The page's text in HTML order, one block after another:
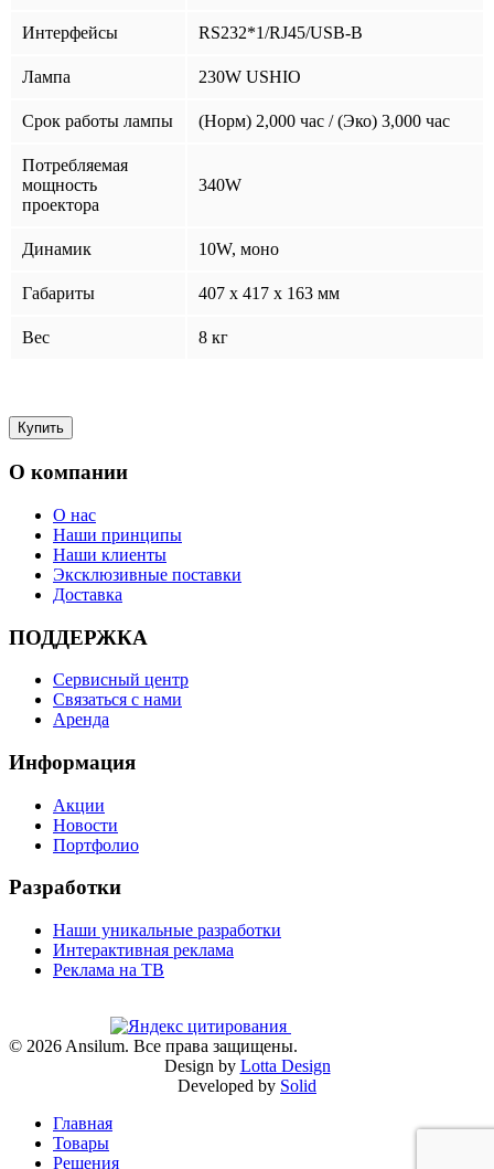
Интерфейсы RS232*1/RJ45/USB-B
Лампа 230W USHIO
Срок работы лампы (Норм) 2,000 час / (Эко) 3,000 час
Потребляемая
мощность
проектора
340W
Динамик 10W, моно
Габариты 407 x 417 x 163 мм
Вес 8 кг
О компании
О нас
Наши принципы
Наши клиенты
Эксклюзивные поставки
Доставка
ПОДДЕРЖКА
Сервисный центр
Связаться с нами
Аренда
Информация
Акции
Новости
Портфолио
Разработки
Наши уникальные разработки
Интерактивная реклама
Реклама на ТВ
© 2026 Ansilum. Все права защищены.
Design by Lotta Design
Developed by Solid
Главная
Товары
Решения